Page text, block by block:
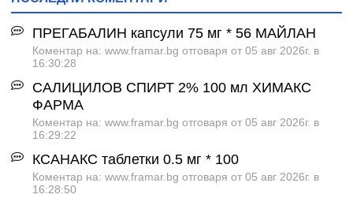
ПРЕГАБАЛИН капсули 75 мг * 56 МАЙЛАН
Коментар на: www.framar.bg отговаря от 05 авг 2026г. в
16:30:28
САЛИЦИЛОВ СПИРТ 2% 100 мл ХИМАКС
ФАРМА
Коментар на: www.framar.bg отговаря от 05 авг 2026г. в
16:29:22
КСАНАКС таблетки 0.5 мг * 100
Коментар на: www.framar.bg отговаря от 05 авг 2026г. в
16:28:50